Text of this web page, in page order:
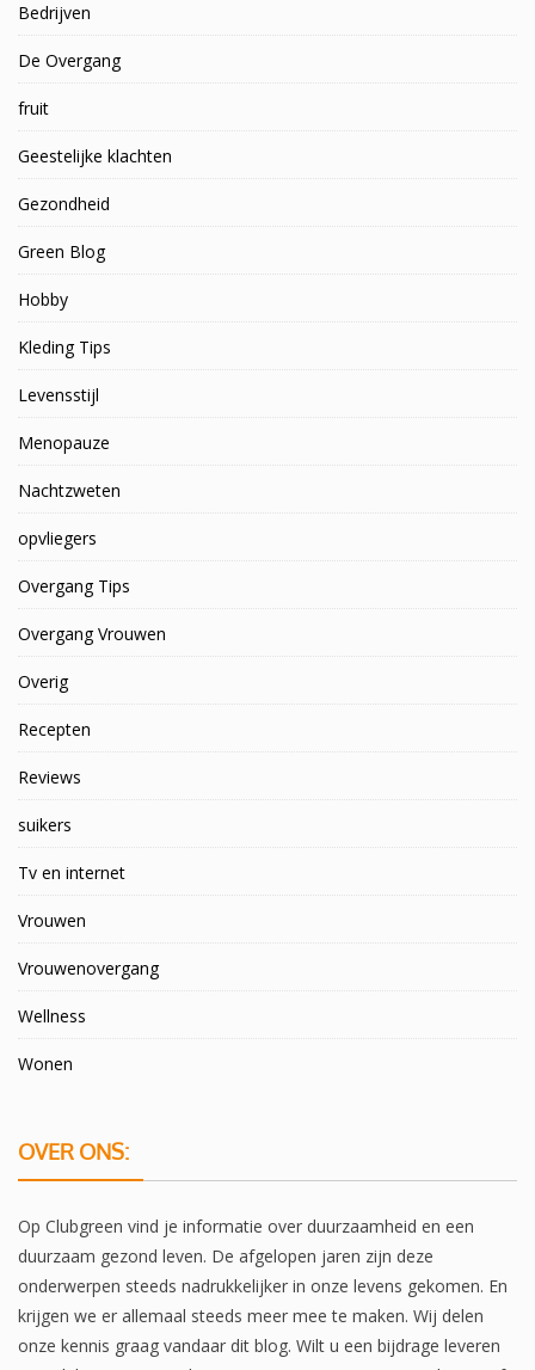
Bedrijven
De Overgang
fruit
Geestelijke klachten
Gezondheid
Green Blog
Hobby
Kleding Tips
Levensstijl
Menopauze
Nachtzweten
opvliegers
Overgang Tips
Overgang Vrouwen
Overig
Recepten
Reviews
suikers
Tv en internet
Vrouwen
Vrouwenovergang
Wellness
Wonen
OVER ONS:
Op Clubgreen vind je informatie over duurzaamheid en een
duurzaam gezond leven. De afgelopen jaren zijn deze
onderwerpen steeds nadrukkelijker in onze levens gekomen. En
krijgen we er allemaal steeds meer mee te maken. Wij delen
onze kennis graag vandaar dit blog. Wilt u een bijdrage leveren